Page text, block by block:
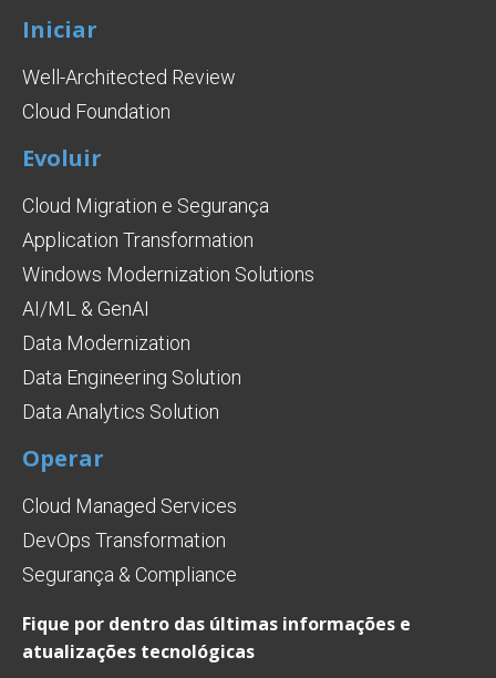
Iniciar
Well-Architected Review
Cloud Foundation
Evoluir
Cloud Migration e Segurança
Application Transformation
Windows Modernization Solutions
AI/ML & GenAI
Data Modernization
Data Engineering Solution
Data Analytics Solution
Operar
Cloud Managed Services
DevOps Transformation
Segurança & Compliance
Fique por dentro das últimas informações e
atualizações tecnológicas